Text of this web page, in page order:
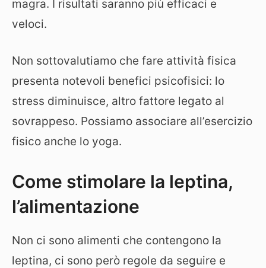
magra. I risultati saranno più efficaci e
veloci.
Non sottovalutiamo che fare attività fisica
presenta notevoli benefici psicofisici: lo
stress diminuisce, altro fattore legato al
sovrappeso. Possiamo associare all’esercizio
fisico anche lo yoga.
Come stimolare la leptina,
l’alimentazione
Non ci sono alimenti che contengono la
leptina, ci sono però regole da seguire e